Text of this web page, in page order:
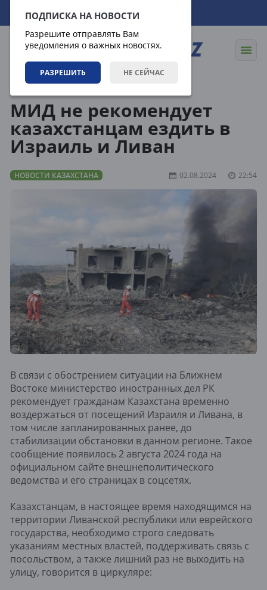
ПОДПИСКА НА НОВОСТИ
Разрешите отправлять Вам
уведомления о важных новостях.
РАЗРЕШИТЬ НЕ СЕЙЧАС
08.08.2026 17:50:54
МИД не рекомендует
казахстанцам ездить в
Израиль и Ливан
НОВОСТИ КАЗАХСТАНА 02.08.2024 22:54
В связи с обострением ситуации на Ближнем
Востоке министерство иностранных дел РК
рекомендует гражданам Казахстана временно
воздержаться от посещений Израиля и Ливана, в
том числе запланированных ранее, до
стабилизации обстановки в данном регионе. Такое
сообщение появилось 2 августа 2024 года на
официальном сайте внешнеполитического
ведомства и его страницах в соцсетях.
Казахстанцам, в настоящее время находящимся на
территории Ливанской республики или еврейского
государства, необходимо строго следовать
указаниям местных властей, поддерживать связь с
посольством, а также лишний раз не выходить на
улицу, говорится в циркуляре: